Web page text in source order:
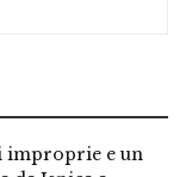
improprie e un